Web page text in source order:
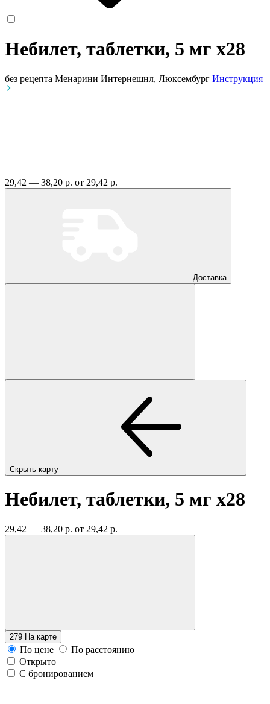
Небилет, таблетки, 5 мг x28
без рецепта Менарини Интернешнл, Люксембург Инструкция
29,42 — 38,20 р. от 29,42 р.
Доставка
Скрыть карту
Небилет, таблетки, 5 мг x28
29,42 — 38,20 р. от 29,42 р.
279 На карте
По цене
По расстоянию
Открыто
С бронированием